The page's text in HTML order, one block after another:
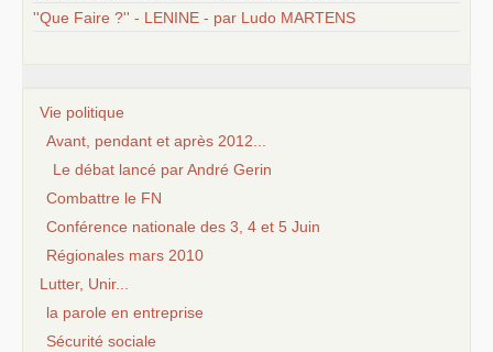
''Que Faire ?'' - LENINE - par Ludo MARTENS
Vie politique
Avant, pendant et après 2012...
Le débat lancé par André Gerin
Combattre le FN
Conférence nationale des 3, 4 et 5 Juin
Régionales mars 2010
Lutter, Unir...
la parole en entreprise
Sécurité sociale